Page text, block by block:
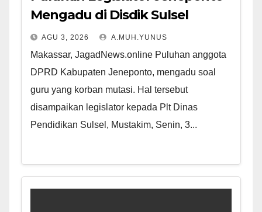
Mengadu di Disdik Sulsel
AGU 3, 2026 A.MUH.YUNUS
Makassar, JagadNews.online Puluhan anggota
DPRD Kabupaten Jeneponto, mengadu soal
guru yang korban mutasi. Hal tersebut
disampaikan legislator kepada Plt Dinas
Pendidikan Sulsel, Mustakim, Senin, 3...